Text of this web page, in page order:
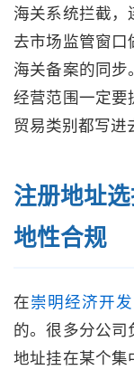
海关系统拦截
去市场监管窗
海关备案的同步
经营范围一定
贸易类别都写进
注册地址
地性合规
在崇明经济开
的。很多分公
地址挂在某个